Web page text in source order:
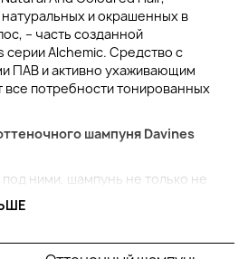
и окрашенных в
– часть созданной
серии Alchemic. Средство с
ПАВ и активно ухаживающим
все потребности тонированных
шампуня Davines
ними, шампунь не только не
Пушистая пена сглаживает
молочным белкам и
долго сохранять яркость